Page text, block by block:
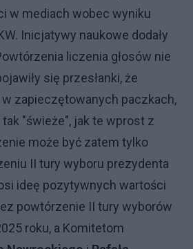
w mediach wobec wyniku
Inicjatywy naukowe dodały
liczenia głosów nie
się przesłanki, że
zapieczętowanych paczkach,
"świeże", jak te wprost z
może być zatem tylko
II tury wyboru prezydenta
ideę pozytywnych wartości
powtórzenie II tury wyborów
roku, a Komitetom